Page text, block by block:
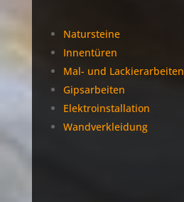
Natursteine
Innentüren
Mal- und Lackierarbeiten
Gipsarbeiten
Elektroinstallation
Wandverkleidung